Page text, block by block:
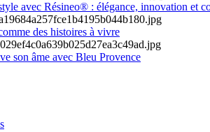
avec Résineo® : élégance, innovation et
des histoires à vivre
son âme avec Bleu Provence